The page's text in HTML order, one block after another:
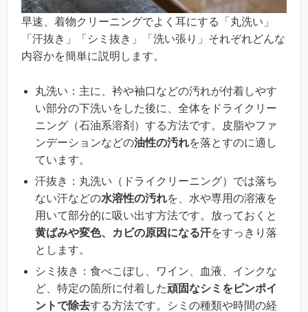
早速、着物クリーニングでよく耳にする「丸洗い」
「汗抜き」「シミ抜き」「洗い張り」それぞれどんな
内容かを簡単に説明します。
丸洗い：主に、衿や袖口などの汚れが付着しやす
い部分の下洗いをした後に、全体をドライクリー
ニング（石油系溶剤）する方法です。皮脂やファ
ンデーションなどの油性の汚れを落とすのに適し
ています。
汗抜き：丸洗い（ドライクリーニング）では落ち
ない汗などの水溶性の汚れを、水や専用の溶液を
用いて部分的に吸い出す方法です。放っておくと
黄ばみや変色、カビの原因になる汗をすっきり落
とします。
シミ抜き：食べこぼし、ワイン、血液、インクな
ど、特定の箇所に付着した頑固なシミをピンポイ
ントで除去する方法です。シミの種類や時間の経